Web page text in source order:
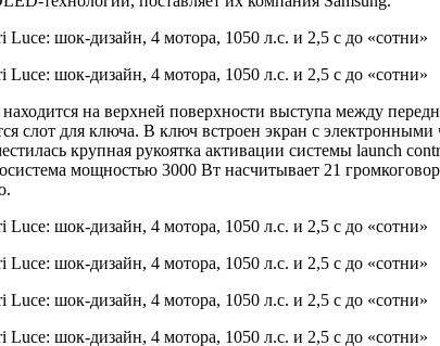
на верхней поверхности выступа между
слот для ключа. В ключ встроен экран с
крупная рукоятка активации системы launch
мощностью 3000 Вт насчитывает 21